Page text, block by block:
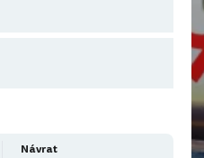
Návrat